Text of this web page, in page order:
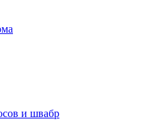
и швабр